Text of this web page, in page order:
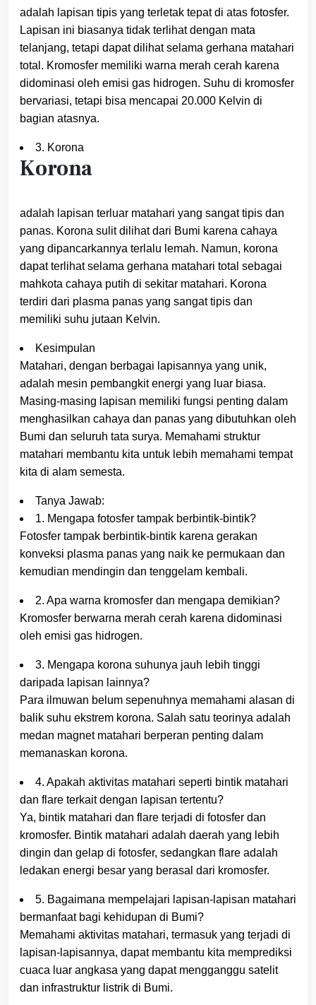
adalah lapisan tipis yang terletak tepat di atas fotosfer.
Lapisan ini biasanya tidak terlihat dengan mata
telanjang, tetapi dapat dilihat selama gerhana matahari
total. Kromosfer memiliki warna merah cerah karena
didominasi oleh emisi gas hidrogen. Suhu di kromosfer
bervariasi, tetapi bisa mencapai 20.000 Kelvin di
bagian atasnya.
3. Korona
Korona
adalah lapisan terluar matahari yang sangat tipis dan
panas. Korona sulit dilihat dari Bumi karena cahaya
yang dipancarkannya terlalu lemah. Namun, korona
dapat terlihat selama gerhana matahari total sebagai
mahkota cahaya putih di sekitar matahari. Korona
terdiri dari plasma panas yang sangat tipis dan
memiliki suhu jutaan Kelvin.
Kesimpulan
Matahari, dengan berbagai lapisannya yang unik,
adalah mesin pembangkit energi yang luar biasa.
Masing-masing lapisan memiliki fungsi penting dalam
menghasilkan cahaya dan panas yang dibutuhkan oleh
Bumi dan seluruh tata surya. Memahami struktur
matahari membantu kita untuk lebih memahami tempat
kita di alam semesta.
Tanya Jawab:
1. Mengapa fotosfer tampak berbintik-bintik?
Fotosfer tampak berbintik-bintik karena gerakan
konveksi plasma panas yang naik ke permukaan dan
kemudian mendingin dan tenggelam kembali.
2. Apa warna kromosfer dan mengapa demikian?
Kromosfer berwarna merah cerah karena didominasi
oleh emisi gas hidrogen.
3. Mengapa korona suhunya jauh lebih tinggi
daripada lapisan lainnya?
Para ilmuwan belum sepenuhnya memahami alasan di
balik suhu ekstrem korona. Salah satu teorinya adalah
medan magnet matahari berperan penting dalam
memanaskan korona.
4. Apakah aktivitas matahari seperti bintik matahari
dan flare terkait dengan lapisan tertentu?
Ya, bintik matahari dan flare terjadi di fotosfer dan
kromosfer. Bintik matahari adalah daerah yang lebih
dingin dan gelap di fotosfer, sedangkan flare adalah
ledakan energi besar yang berasal dari kromosfer.
5. Bagaimana mempelajari lapisan-lapisan matahari
bermanfaat bagi kehidupan di Bumi?
Memahami aktivitas matahari, termasuk yang terjadi di
lapisan-lapisannya, dapat membantu kita memprediksi
cuaca luar angkasa yang dapat mengganggu satelit
dan infrastruktur listrik di Bumi.